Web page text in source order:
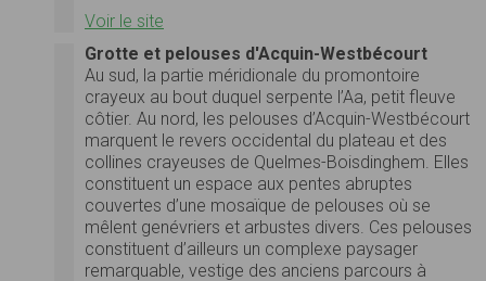
Voir le site
Grotte et pelouses d'Acquin-Westbécourt
Au sud, la partie méridionale du promontoire
crayeux au bout duquel serpente l’Aa, petit fleuve
côtier. Au nord, les pelouses d’Acquin-Westbécourt
marquent le revers occidental du plateau et des
collines crayeuses de Quelmes-Boisdinghem. Elles
constituent un espace aux pentes abruptes
couvertes d’une mosaïque de pelouses où se
mêlent genévriers et arbustes divers. Ces pelouses
constituent d’ailleurs un complexe paysager
remarquable, vestige des anciens parcours à